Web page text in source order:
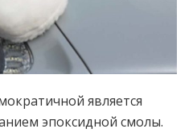
является
эпоксидной смолы.